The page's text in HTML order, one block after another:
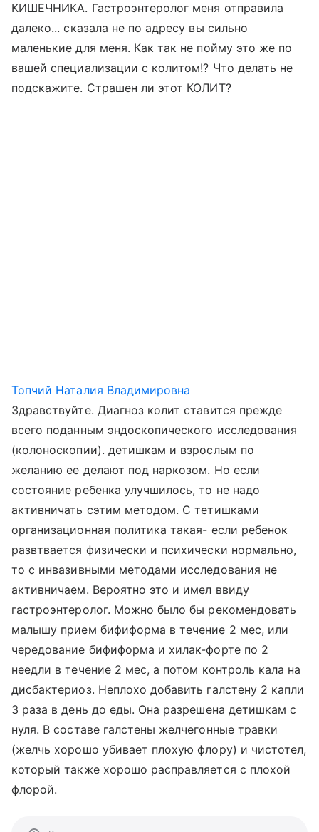
КИШЕЧНИКА. Гастроэнтеролог меня отправила
далеко... сказала не по адресу вы сильно
маленькие для меня. Как так не пойму это же по
вашей специализации с колитом!? Что делать не
подскажите. Страшен ли этот КОЛИТ?
Топчий Наталия Владимировна
Здравствуйте. Диагноз колит ставится прежде
всего поданным эндоскопического исследования
(колоноскопии). детишкам и взрослым по
желанию ее делают под наркозом. Но если
состояние ребенка улучшилось, то не надо
активничать сэтим методом. С тетишками
организационная политика такая- если ребенок
развтвается физически и психически нормально,
то с инвазивными методами исследования не
активничаем. Вероятно это и имел ввиду
гастроэнтеролог. Можно было бы рекомендовать
малышу прием бифиформа в течение 2 мес, или
чередование бифиформа и хилак-форте по 2
неедли в течение 2 мес, а потом контроль кала на
дисбактериоз. Неплохо добавить галстену 2 капли
3 раза в день до еды. Она разрешена детишкам с
нуля. В составе галстены желчегонные травки
(желчь хорошо убивает плохую флору) и чистотел,
который также хорошо расправляется с плохой
флорой.